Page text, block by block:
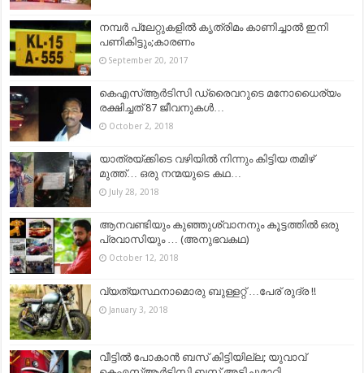
നമ്പര്‍ പ്ലേറ്റുകളില്‍ കൃത്രിമം കാണിച്ചാല്‍ ഇനി
പണികിട്ടും;കാരണം
September 20, 2017
കെഎസ്ആർടിസി ഡ്രൈവറുടെ മനോധൈര്യം
രക്ഷിച്ചത് 87 ജീവനുകൾ…
October 2, 2018
യാത്രയ്ക്കിടെ വഴിയിൽ നിന്നും കിട്ടിയ തമിഴ്
മുത്ത്… ഒരു നന്മയുടെ കഥ…
July 28, 2018
ആനവണ്ടിയും കുഞ്ഞുശ്വാനനും കൂട്ടത്തിൽ ഒരു
പ്രവാസിയും … (അനുഭവകഥ)
October 12, 2018
വ്യത്യസ്ഥനാമൊരു ബുള്ളറ്റ് …പേര് രുദ്ര !!
January 3, 2018
വീട്ടില്‍ പോകാന്‍ ബസ് കിട്ടിയില്ല; യുവാവ്